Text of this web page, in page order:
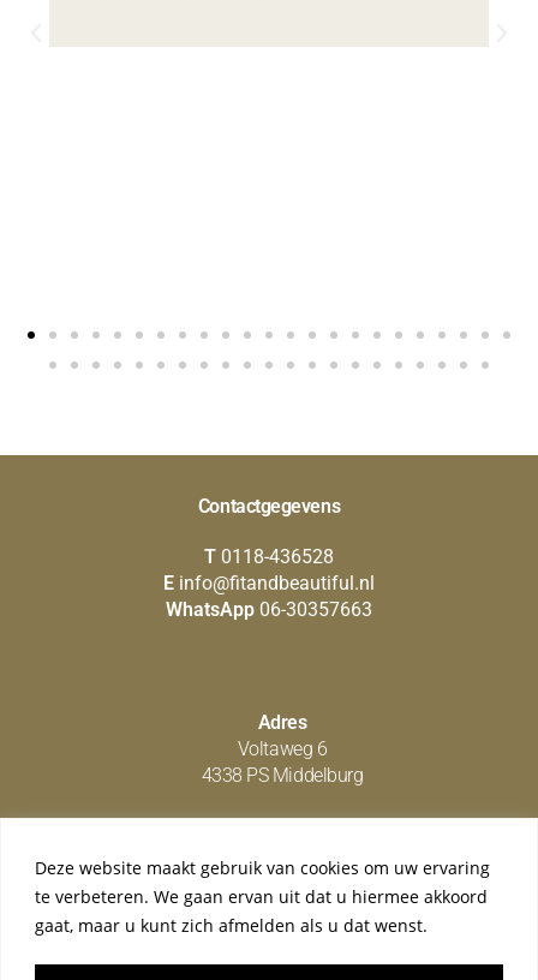
Deze website maakt gebruik van cookies om uw ervaring
te verbeteren. We gaan ervan uit dat u hiermee akkoord
gaat, maar u kunt zich afmelden als u dat wenst.
Contactgegevens
T 0118-436528
E info@fitandbeautiful.nl
WhatsApp 06-30357663
Adres
Voltaweg 6
4338 PS Middelburg
Social media